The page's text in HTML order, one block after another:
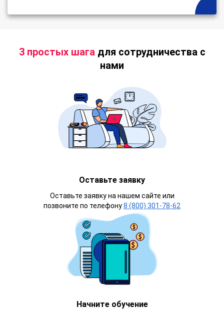
3 простых шагадля сотрудничества с
нами
Оставьте заявку
Оставьте заявку на нашем сайте или
позвоните по телефону8 (800) 301-78-62
Начните обучение